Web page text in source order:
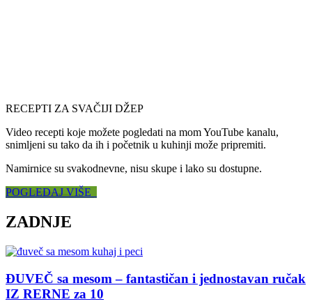
RECEPTI ZA SVAČIJI DŽEP
Video recepti koje možete pogledati na mom YouTube kanalu,
snimljeni su tako da ih i početnik u kuhinji može pripremiti.
Namirnice su svakodnevne, nisu skupe i lako su dostupne.
POGLEDAJ VIŠE
ZADNJE
ĐUVEČ sa mesom – fantastičan i jednostavan ručak
IZ RERNE za 10